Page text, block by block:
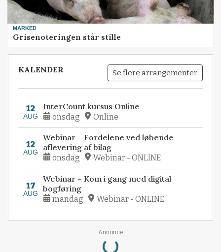
MARKED
Grisenoteringen står stille
KALENDER Se flere arrangementer
12
AUG
InterCount kursus Online
onsdag Online
12
AUG
Webinar – Fordelene ved løbende
aflevering af bilag
onsdag Webinar - ONLINE
17
AUG
Webinar – Kom i gang med digital
bogføring
mandag Webinar - ONLINE
Annonce
Loading...